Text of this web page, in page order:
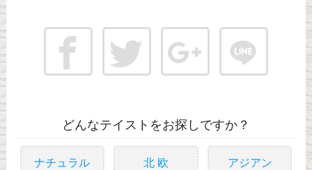
どんなテイストをお探しですか？
ナチュラル 北 欧 アジアン